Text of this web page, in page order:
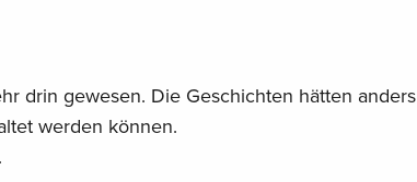
drin gewesen. Die Geschichten hätten anders
werden können.